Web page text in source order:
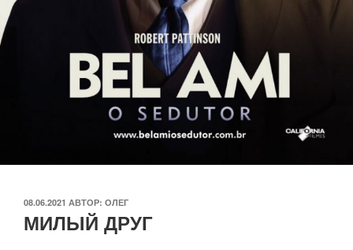
ОПУБЛИКОВАНО
08.06.2021 АВТОР: ОЛЕГ
МИЛЫЙ ДРУГ